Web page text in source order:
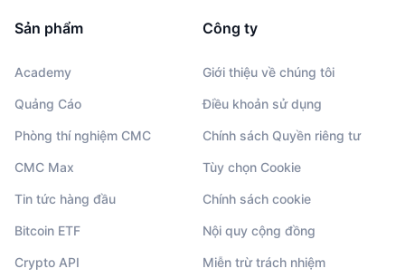
Sản phẩm
Academy
Quảng Cáo
Phòng thí nghiệm CMC
CMC Max
Tin tức hàng đầu
Bitcoin ETF
Crypto API
Công ty
Giới thiệu về chúng tôi
Điều khoản sử dụng
Chính sách Quyền riêng tư
Tùy chọn Cookie
Chính sách cookie
Nội quy cộng đồng
Miễn trừ trách nhiệm